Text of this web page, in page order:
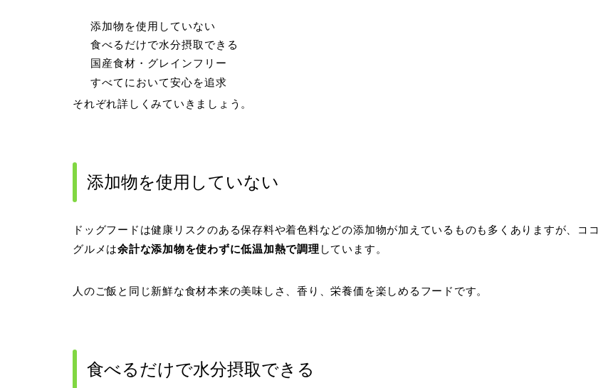
添加物を使用していない
食べるだけで水分摂取できる
国産食材・グレインフリー
すべてにおいて安心を追求
それぞれ詳しくみていきましょう。
添加物を使用していない
ドッグフードは健康リスクのある保存料や着色料などの添加物が加えているものも多くありますが、ココ
グルメは余計な添加物を使わずに低温加熱で調理 しています。
人のご飯と同じ新鮮な食材本来の美味しさ、香り、栄養価を楽しめるフードです。
食べるだけで水分摂取できる